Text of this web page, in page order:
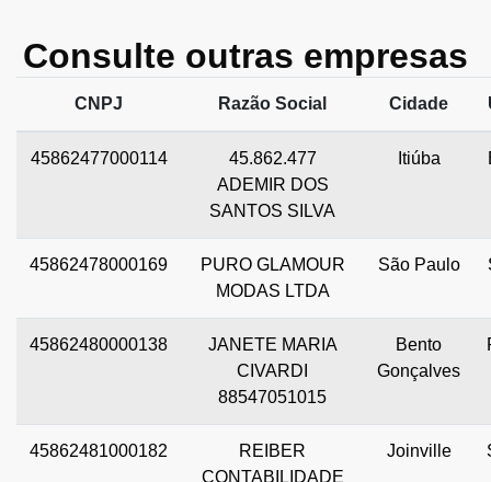
Consulte outras empresas
CNPJ Razão Social Cidade
45862477000114
45.862.477
ADEMIR DOS
SANTOS SILVA
Itiúba
45862478000169
PURO GLAMOUR
MODAS LTDA
São Paulo
45862480000138
JANETE MARIA
CIVARDI
88547051015
Bento
Gonçalves
45862481000182
REIBER
CONTABILIDADE
Joinville